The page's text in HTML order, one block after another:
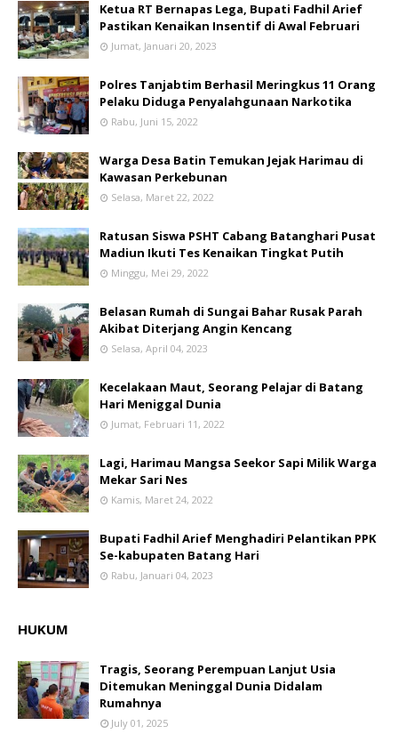
Ketua RT Bernapas Lega, Bupati Fadhil Arief
Pastikan Kenaikan Insentif di Awal Februari
Jumat, Januari 20, 2023
Polres Tanjabtim Berhasil Meringkus 11 Orang
Pelaku Diduga Penyalahgunaan Narkotika
Rabu, Juni 15, 2022
Warga Desa Batin Temukan Jejak Harimau di
Kawasan Perkebunan
Selasa, Maret 22, 2022
Ratusan Siswa PSHT Cabang Batanghari Pusat
Madiun Ikuti Tes Kenaikan Tingkat Putih
Minggu, Mei 29, 2022
Belasan Rumah di Sungai Bahar Rusak Parah
Akibat Diterjang Angin Kencang
Selasa, April 04, 2023
Kecelakaan Maut, Seorang Pelajar di Batang
Hari Meniggal Dunia
Jumat, Februari 11, 2022
Lagi, Harimau Mangsa Seekor Sapi Milik Warga
Mekar Sari Nes
Kamis, Maret 24, 2022
Bupati Fadhil Arief Menghadiri Pelantikan PPK
Se-kabupaten Batang Hari
Rabu, Januari 04, 2023
HUKUM
Tragis, Seorang Perempuan Lanjut Usia
Ditemukan Meninggal Dunia Didalam
Rumahnya
July 01, 2025